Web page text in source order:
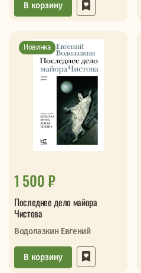
В корзину
Новинка
1 500 ₽
Последнее дело майора
Чистова
Водолазкин Евгений
В корзину